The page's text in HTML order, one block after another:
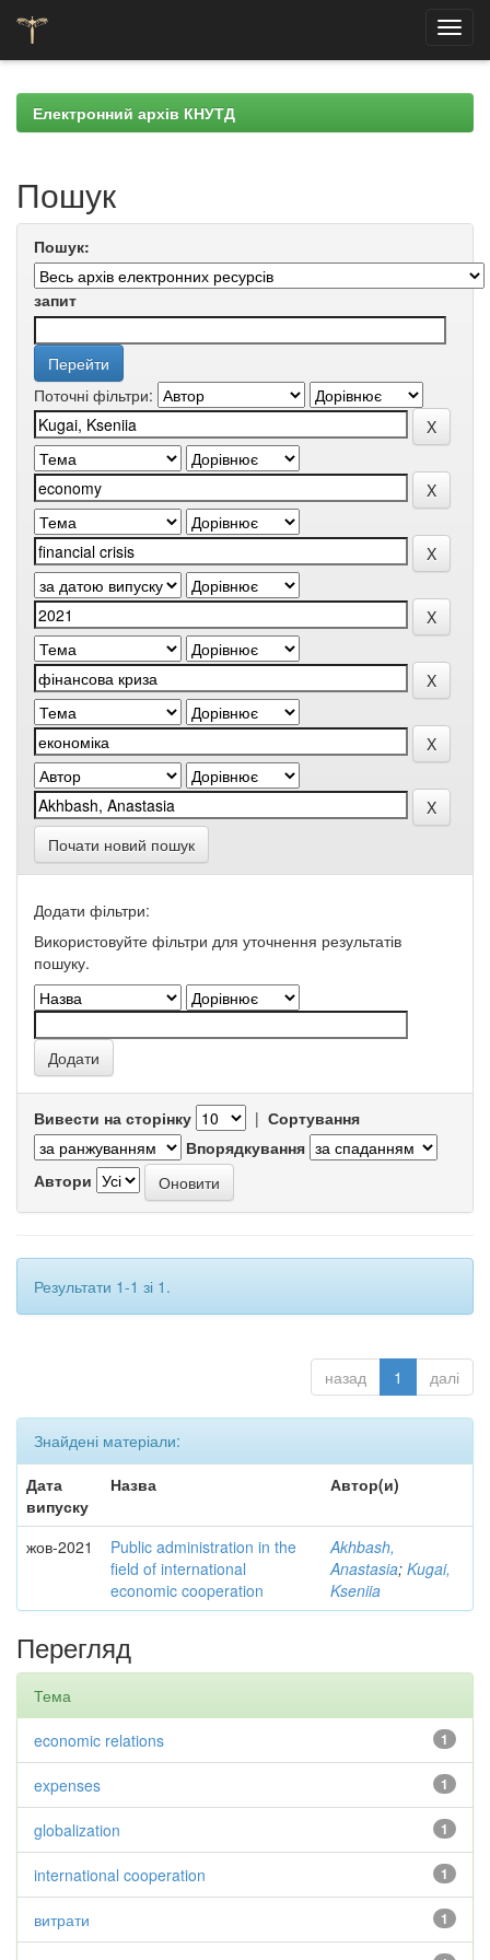
navigationЕлектронний архів КНУТД
Пошук
Пошук:
запит
Поточні фільтри:
Почати новий пошук
Додати фільтри:
Використовуйте фільтри для уточнення результатів
пошуку.
Вивести на сторінку | Сортування
Впорядкування
Автори
Результати 1-1 зі 1.
назад 1 далі
Знайдені матеріали:
Дата
випуску
Назва Автор(и)
жов-2021
Public administration in the
field of international
economic cooperation
Akhbash,
Anastasia; Kugai,
Kseniia
Перегляд
Тема
1
economic relations
1
expenses
1
globalization
1
international cooperation
1
витрати